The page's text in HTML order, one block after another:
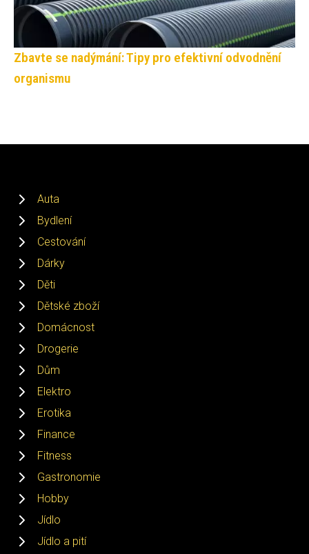
Zbavte se nadýmání: Tipy pro efektivní odvodnění
organismu
Auta
Bydlení
Cestování
Dárky
Děti
Dětské zboží
Domácnost
Drogerie
Dům
Elektro
Erotika
Finance
Fitness
Gastronomie
Hobby
Jídlo
Jídlo a pití